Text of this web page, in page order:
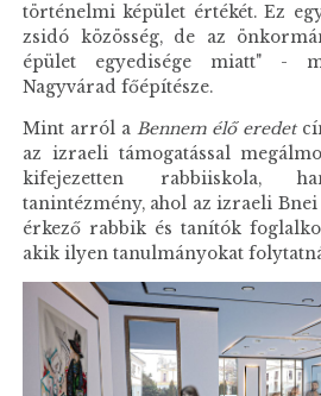
történelmi képület értékét. Ez
zsidó közösség, de az
épület egyedisége miatt" -
Nagyvárad főépítésze.
Mint arról a Bennem élő eredet
az izraeli támogatással
kifejezetten rabbiiskola,
tanintézmény, ahol az izraeli
érkező rabbik és tanítók
akik ilyen tanulmányokat